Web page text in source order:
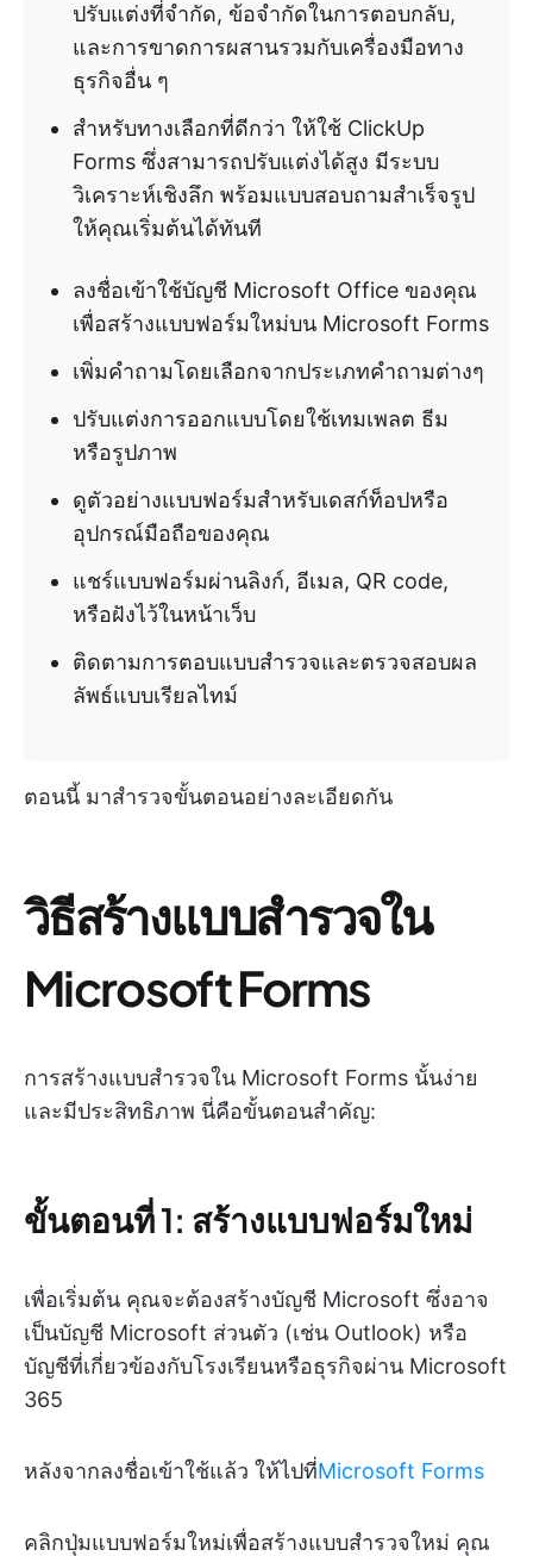
ปรับแต่งที่จำกัด, ข้อจำกัดในการตอบกลับ,
และการขาดการผสานรวมกับเครื่องมือทาง
ธุรกิจอื่น ๆ
สำหรับทางเลือกที่ดีกว่า ให้ใช้ ClickUp
Forms ซึ่งสามารถปรับแต่งได้สูง มีระบบ
วิเคราะห์เชิงลึก พร้อมแบบสอบถามสำเร็จรูป
ให้คุณเริ่มต้นได้ทันที
ลงชื่อเข้าใช้บัญชี Microsoft Office ของคุณ
เพื่อสร้างแบบฟอร์มใหม่บน Microsoft Forms
เพิ่มคำถามโดยเลือกจากประเภทคำถามต่างๆ
ปรับแต่งการออกแบบโดยใช้เทมเพลต ธีม
หรือรูปภาพ
ดูตัวอย่างแบบฟอร์มสำหรับเดสก์ท็อปหรือ
อุปกรณ์มือถือของคุณ
แชร์แบบฟอร์มผ่านลิงก์, อีเมล, QR code,
หรือฝังไว้ในหน้าเว็บ
ติดตามการตอบแบบสำรวจและตรวจสอบผล
ลัพธ์แบบเรียลไทม์
ตอนนี้ มาสำรวจขั้นตอนอย่างละเอียดกัน
วิธีสร้างแบบสำรวจใน
Microsoft Forms
การสร้างแบบสำรวจใน Microsoft Forms นั้นง่าย
และมีประสิทธิภาพ นี่คือขั้นตอนสำคัญ:
ขั้นตอนที่ 1: สร้างแบบฟอร์มใหม่
เพื่อเริ่มต้น คุณจะต้องสร้างบัญชี Microsoft ซึ่งอาจ
เป็นบัญชี Microsoft ส่วนตัว (เช่น Outlook) หรือ
บัญชีที่เกี่ยวข้องกับโรงเรียนหรือธุรกิจผ่าน Microsoft
365
หลังจากลงชื่อเข้าใช้แล้ว ให้ไปที่Microsoft Forms
คลิกปุ่มแบบฟอร์มใหม่เพื่อสร้างแบบสำรวจใหม่ คุณ